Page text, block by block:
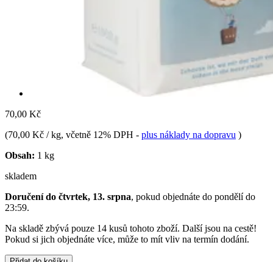
70,00 Kč
(70,00 Kč / kg, včetně 12% DPH - plus náklady na dopravu )
Obsah: 1 kg
skladem
Doručení do čtvrtek, 13. srpna, pokud objednáte do pondělí do
23:59.
Na skladě zbývá pouze 14 kusů tohoto zboží. Další jsou na cestě!
Pokud si jich objednáte více, může to mít vliv na termín dodání.